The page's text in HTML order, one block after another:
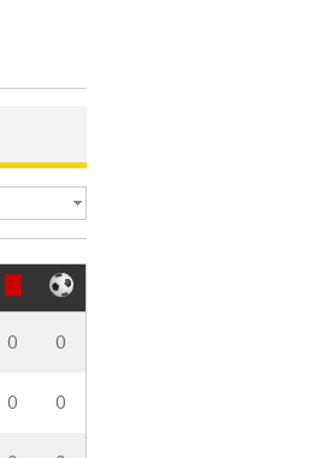
0 0
0 0